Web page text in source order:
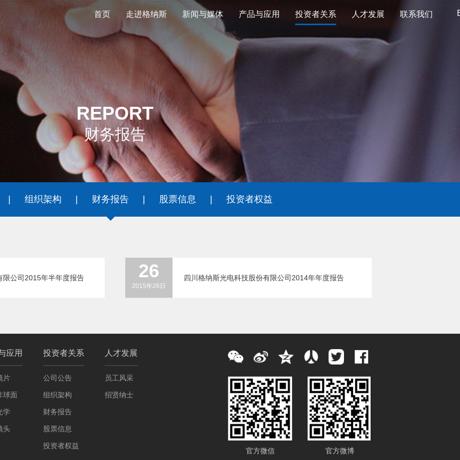
首页 走进格纳斯 新闻与媒体 产品与应用 投资者关系 人才发展 联系我们
REPORT
财务报告
组织架构 财务报告 股票信息 投资者权益
限公司2015年半年度报告 26
2015年26日
四川格纳斯光电科技股份有限公司2014年年度报告
应用
片
球面
学
头
投资者关系
公司公告
组织架构
财务报告
股票信息
投资者权益
人才发展
员工风采
招贤纳士
官方微信 官方微博